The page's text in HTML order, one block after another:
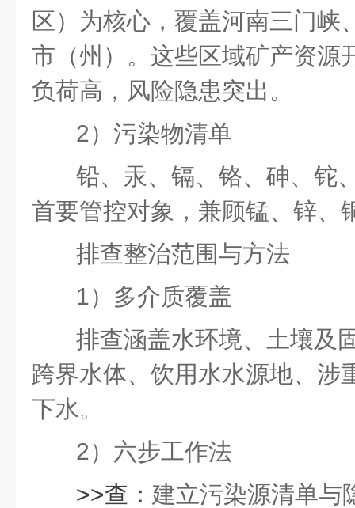
区）为核心，覆盖河南三门峡
市（州）。 这些区域矿产资源
负荷高，风险隐患突出。
2）污染物清单
铅、汞、镉、铬、砷、铊
首要管控对象，兼顾锰、锌、
排查整治范围与方法
1）多介质覆盖
排查涵盖水环境、土壤及
跨界水体、饮用水水源地、涉
下水。
2）六步工作法
>>查： 建立污染源清单与